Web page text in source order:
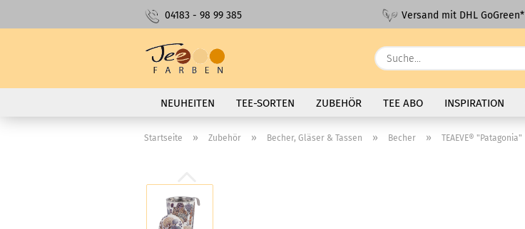
04183 - 98 99 385 Versand mit DHL GoGreen*
NEUHEITEN TEE-SORTEN ZUBEHÖR TEE ABO INSPIRATION
Startseite » Zubehör » Becher, Gläser & Tassen » Becher » TEAEVE® "Patagonia"